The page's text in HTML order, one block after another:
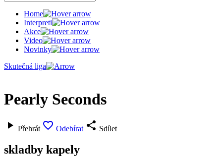
Home
Interpreti
Akce
Video
Novinky
Skutečná liga
Pearly Seconds
 Přehrát  Odebírat  Sdílet
skladby kapely